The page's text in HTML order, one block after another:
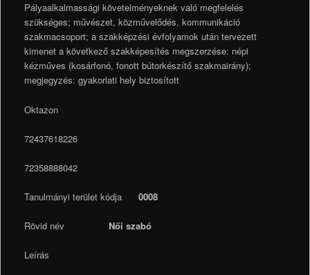
Pályaalkalmassági követelményeknek való megfelelés
szükséges; művészet, közművelődés, kommunikáció
szakmacsoport; a szakképzési évfolyamok után tervezett
kimenet a következő szakképesítés megszerzése: népi
kézműves (kosárfonó, fonott bútorkészítő szakmairány);
megjegyzés: gyakorlati hely biztosított
Oktazon
72437618226
72358888042
Tanulmányi terület kódja 0008
Rövid név Női szabó
Leírás